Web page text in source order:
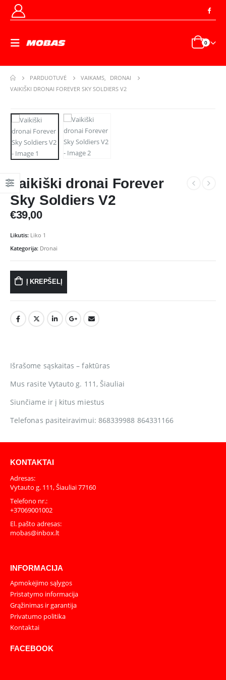
0
PARDUOTUVĖ VAIKAMS,
DRONAI
VAIKIŠKI DRONAI FOREVER SKY SOLDIERS V2
Vaikiški dronai Forever
Sky Soldiers V2
€39,00
Likutis: Liko 1
Kategorija: Dronai
Į KREPŠELĮ
Išrašome sąskaitas – faktūras
Mus rasite Vytauto g. 111, Šiauliai
Siunčiame ir į kitus miestus
Telefonas pasiteiravimui: 868339988 864331166
KONTAKTAI
Adresas:
Vytauto g. 111, Šiauliai 77160
Telefono nr.:
+37069001002
El. pašto adresas:
mobas@inbox.lt
INFORMACIJA
Apmokėjimo sąlygos
Pristatymo informacija
Grąžinimas ir garantija
Privatumo politika
Kontaktai
FACEBOOK